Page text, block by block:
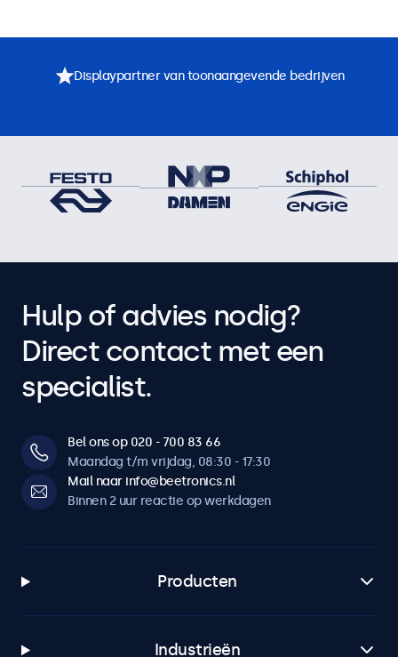
Displaypartner van toonaangevende bedrijven
Hulp of advies nodig?
Direct contact met een
specialist.
Bel ons op 020 - 700 83 66
Maandag t/m vrijdag, 08:30 - 17:30
Mail naar info@beetronics.nl
Binnen 2 uur reactie op werkdagen
Producten
Industrieën